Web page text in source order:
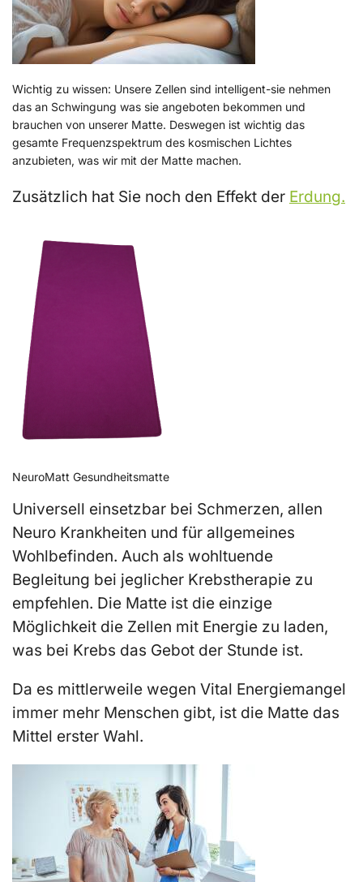
Wichtig zu wissen: Unsere Zellen sind intelligent-sie nehmen
das an Schwingung was sie angeboten bekommen und
brauchen von unserer Matte. Deswegen ist wichtig das
gesamte Frequenzspektrum des kosmischen Lichtes
anzubieten, was wir mit der Matte machen.
Zusätzlich hat Sie noch den Effekt der Erdung.
NeuroMatt Gesundheitsmatte
Universell einsetzbar bei Schmerzen, allen
Neuro Krankheiten und für allgemeines
Wohlbefinden. Auch als wohltuende
Begleitung bei jeglicher Krebstherapie zu
empfehlen. Die Matte ist die einzige
Möglichkeit die Zellen mit Energie zu laden,
was bei Krebs das Gebot der Stunde ist.
Da es mittlerweile wegen Vital Energiemangel
immer mehr Menschen gibt, ist die Matte das
Mittel erster Wahl.